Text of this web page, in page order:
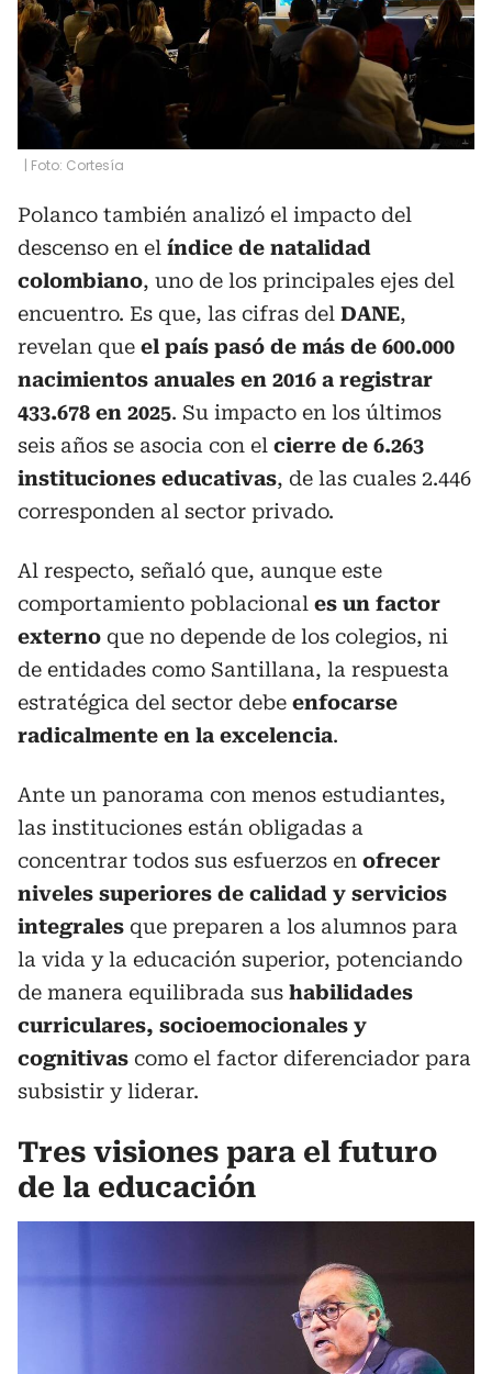
| Foto: Cortesía
Polanco también analizó el impacto del
descenso en el índice de natalidad
colombiano, uno de los principales ejes del
encuentro. Es que, las cifras del DANE,
revelan que el país pasó de más de 600.000
nacimientos anuales en 2016 a registrar
433.678 en 2025. Su impacto en los últimos
seis años se asocia con el cierre de 6.263
instituciones educativas, de las cuales 2.446
corresponden al sector privado.
Al respecto, señaló que, aunque este
comportamiento poblacional es un factor
externo que no depende de los colegios, ni
de entidades como Santillana, la respuesta
estratégica del sector debe enfocarse
radicalmente en la excelencia.
Ante un panorama con menos estudiantes,
las instituciones están obligadas a
concentrar todos sus esfuerzos en ofrecer
niveles superiores de calidad y servicios
integrales que preparen a los alumnos para
la vida y la educación superior, potenciando
de manera equilibrada sus habilidades
curriculares, socioemocionales y
cognitivas como el factor diferenciador para
subsistir y liderar.
Tres visiones para el futuro
de la educación